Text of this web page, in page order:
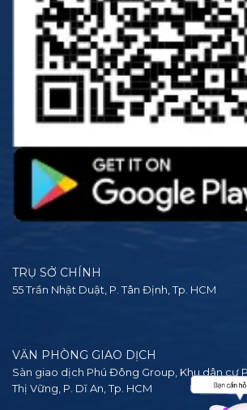
TRỤ SỞ CHÍNH
55 Trần Nhật Duật, P. Tân Định, Tp. HCM
VĂN PHÒNG GIAO DỊCH
Sàn giao dịch Phú Đông Group, Khu dân cư
Thị Vững, P. Dĩ An, Tp. HCM